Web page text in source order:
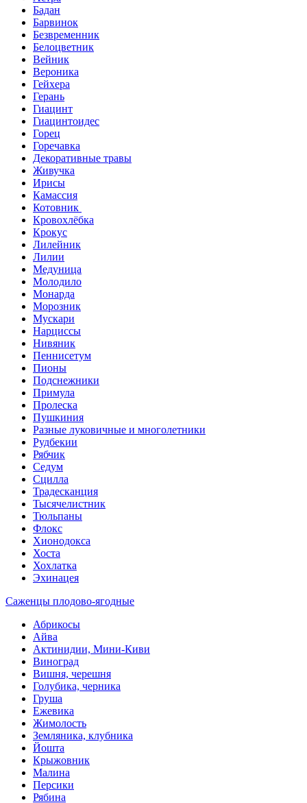
Бадан
Барвинок
Безвременник
Белоцветник
Вейник
Вероника
Гейхера
Герань
Гиацинт
Гиацинтоидес
Горец
Горечавка
Декоративные травы
Живучка
Ирисы
Камассия
Котовник
Кровохлёбка
Крокус
Лилейник
Лилии
Медуница
Молодило
Монарда
Морозник
Мускари
Нарциссы
Нивяник
Пеннисетум
Пионы
Подснежники
Примула
Пролеска
Пушкиния
Разные луковичные и многолетники
Рудбекии
Рябчик
Седум
Сцилла
Традесканция
Тысячелистник
Тюльпаны
Флокс
Хионодокса
Хоста
Хохлатка
Эхинацея
Саженцы плодово-ягодные
Абрикосы
Айва
Актинидии, Мини-Киви
Виноград
Вишня, черешня
Голубика, черника
Груша
Ежевика
Жимолость
Земляника, клубника
Йошта
Крыжовник
Малина
Персики
Рябина